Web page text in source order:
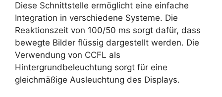
Diese Schnittstelle ermöglicht eine einfache
Integration in verschiedene Systeme. Die
Reaktionszeit von 100/50 ms sorgt dafür, dass
bewegte Bilder flüssig dargestellt werden. Die
Verwendung von CCFL als
Hintergrundbeleuchtung sorgt für eine
gleichmäßige Ausleuchtung des Displays.